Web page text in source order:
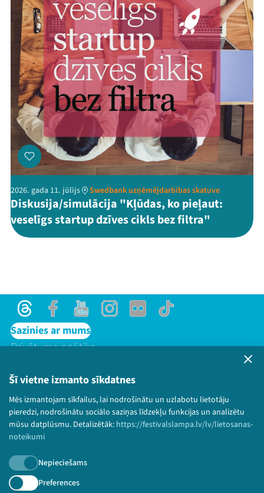
Šī vietne izmanto sīkdatnes
Mēs izmantojam sīkfailus, lai nodrošinātu un uzlabotu lietotāju
pieredzi, nodrošinātu sociālo saziņas līdzekļu funkcijas un analizētu
mūsu datplūsmu. Detalizētāk: https://festivalslampa.lv/lv/lietosanas-
noteikumi
Nepieciešams
Preferences
2026. gada 11. jūlijs Swedbank uzņēmējdarbības skatuve
Diskusija/simulācija "Kļūdas, ko pieļaut:
veselīgs startup dzīves cikls bez filtra"
ThreadsFacebookYoutubeInstagram
Flick TikTok
Sazinies ar mums
Privātuma politika
Bērnu aizsardzības politika
© 2026 Sarunu festivāls LAMPA Visas tiesības
paturētas.
Piesakies jaunumiem!